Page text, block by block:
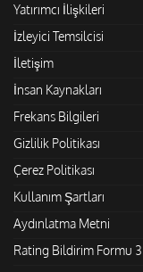
Yatırımcı İlişkileri
İzleyici Temsilcisi
İletişim
İnsan Kaynakları
Frekans Bilgileri
Gizlilik Politikası
Çerez Politikası
Kullanım Şartları
Aydınlatma Metni
Rating Bildirim Formu 3